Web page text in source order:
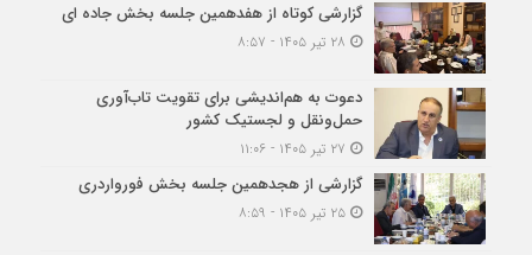
گزارشی کوتاه از هفدهمین جلسه بخش جاده ای
دعوت به هم‌اندیشی برای تقویت تاب‌آوری
حمل‌ونقل و لجستیک کشور
گزارشی از هجدهمین جلسه بخش فورواردری
۲۵ تیر ۱۴۰۵ - ۸:۵۹